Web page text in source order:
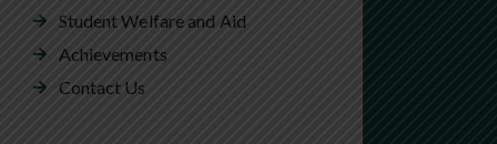
Student Welfare and Aid
Achievements
Contact Us